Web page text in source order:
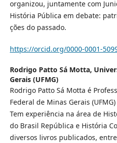
organizou, juntamente com
História Pública em debate:
ções do passado.
https://orcid.org/0000-0001-
Rodrigo Patto Sá Motta,
Gerais (UFMG)
Rodrigo Patto Sá Motta é
Federal de Minas Gerais
Tem experiência na área de
do Brasil República e História
diversos livros publicados,